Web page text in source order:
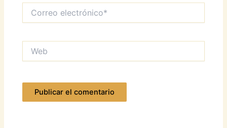
electrónico*